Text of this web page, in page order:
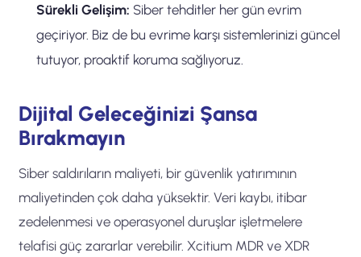
Sürekli Gelişim: Siber tehditler her gün evrim
geçiriyor. Biz de bu evrime karşı sistemlerinizi güncel
tutuyor, proaktif koruma sağlıyoruz.
Dijital Geleceğinizi Şansa
Bırakmayın
Siber saldırıların maliyeti, bir güvenlik yatırımının
maliyetinden çok daha yüksektir. Veri kaybı, itibar
zedelenmesi ve operasyonel duruşlar işletmelere
telafisi güç zararlar verebilir. Xcitium MDR ve XDR